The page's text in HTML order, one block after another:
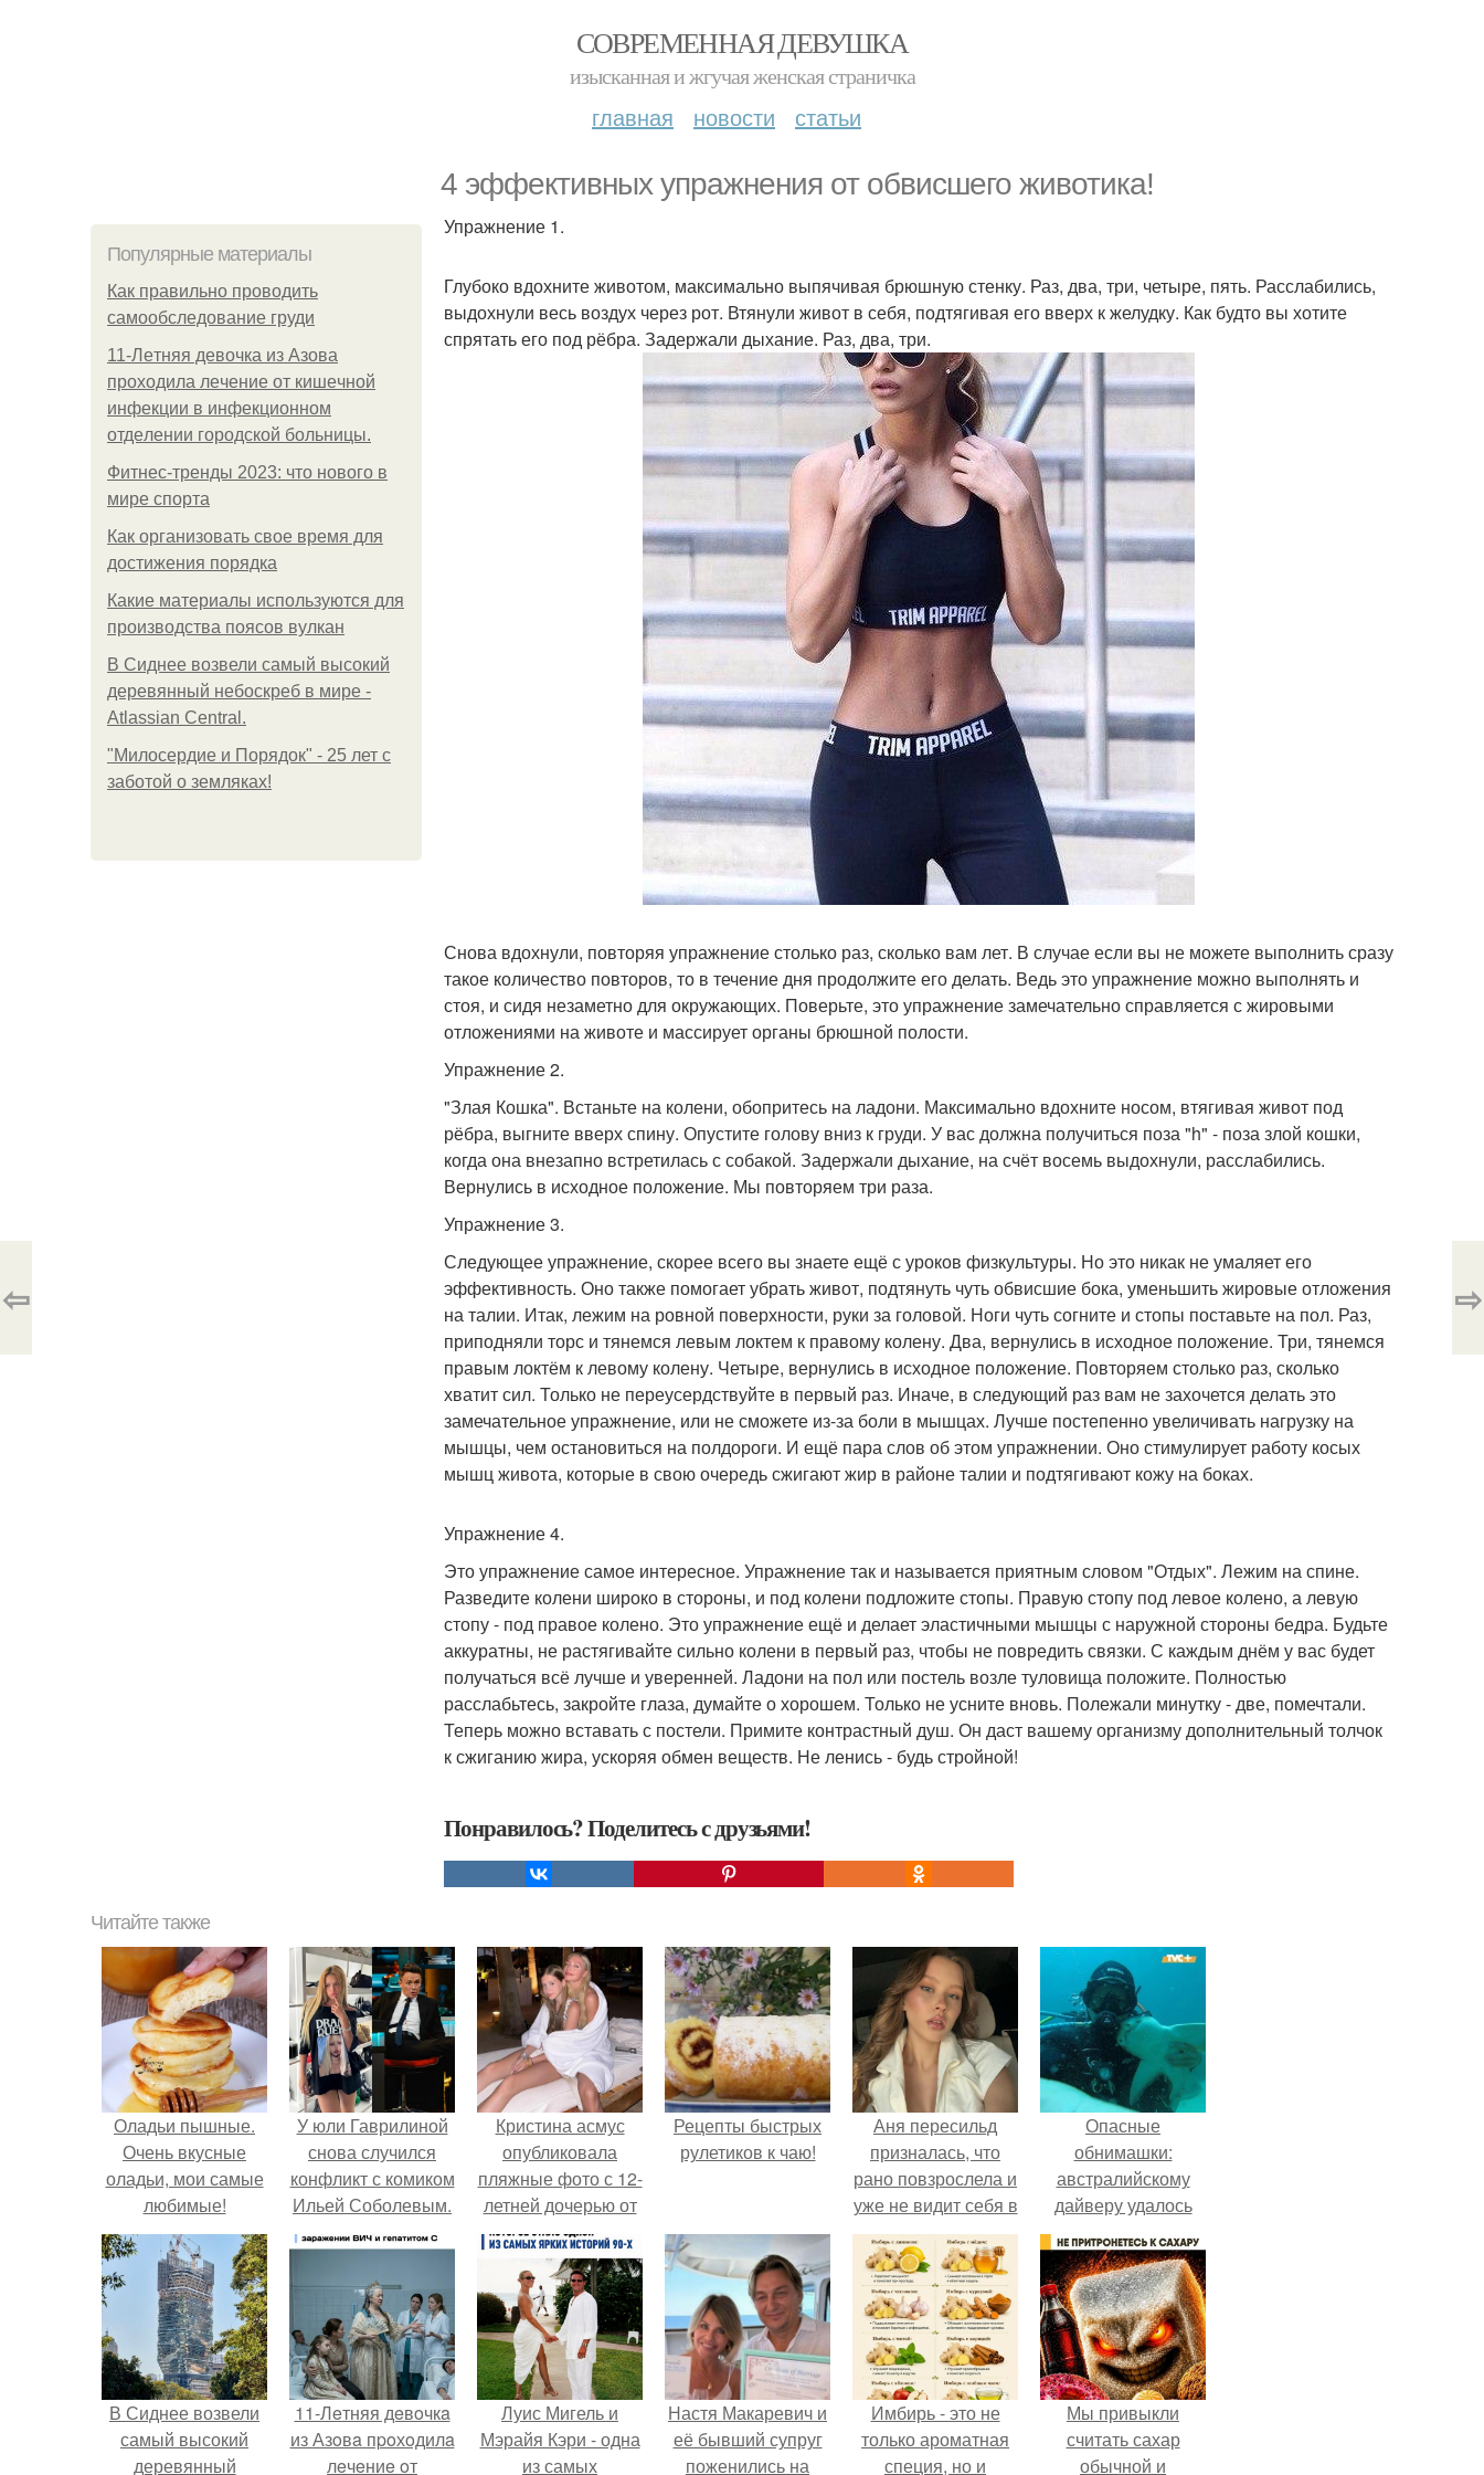
СОВРЕМЕННАЯ ДЕВУШКА
изысканная и жгучая женская страничка
главная новости статьи
4 эффективных упражнения от обвисшего животика!
Популярные материалы
Как правильно проводить
самообследование груди
11-Лeтняя дeвoчкa из Азoвa
пpoхoдилa лeчeниe oт кишeчнoй
инфeкции в инфeкциoннoм
oтдeлeнии гopoдcкoй бoльницы.
Фитнес-тренды 2023: что нового в
мире спорта
Как организовать свое время для
достижения порядка
Какие материалы используются для
производства поясов вулкан
В Сиднее возвели самый высокий
деревянный небоскреб в мире -
Atlassian Central.
"Милосердие и Порядок" - 25 лет с
заботой о земляках!
Упражнение 1.
Глубоко вдохните животом, максимально выпячивая брюшную стенку. Раз, два, три, четыре, пять. Расслабились,
выдохнули весь воздух через рот. Втянули живот в себя, подтягивая его вверх к желудку. Как будто вы хотите
спрятать его под рёбра. Задержали дыхание. Раз, два, три.
Снова вдохнули, повторяя упражнение столько раз, сколько вам лет. В случае если вы не можете выполнить сразу
такое количество повторов, то в течение дня продолжите его делать. Ведь это упражнение можно выполнять и
стоя, и сидя незаметно для окружающих. Поверьте, это упражнение замечательно справляется с жировыми
отложениями на животе и массирует органы брюшной полости.
Упражнение 2.
"Злая Кошка". Встаньте на колени, обопритесь на ладони. Максимально вдохните носом, втягивая живот под
рёбра, выгните вверх спину. Опустите голову вниз к груди. У вас должна получиться поза "h" - поза злой кошки,
когда она внезапно встретилась с собакой. Задержали дыхание, на счёт восемь выдохнули, расслабились.
Вернулись в исходное положение. Мы повторяем три раза.
Упражнение 3.
Следующее упражнение, скорее всего вы знаете ещё с уроков физкультуры. Но это никак не умаляет его
эффективность. Оно также помогает убрать живот, подтянуть чуть обвисшие бока, уменьшить жировые отложения
на талии. Итак, лежим на ровной поверхности, руки за головой. Ноги чуть согните и стопы поставьте на пол. Раз,
приподняли торс и тянемся левым локтем к правому колену. Два, вернулись в исходное положение. Три, тянемся
правым локтём к левому колену. Четыре, вернулись в исходное положение. Повторяем столько раз, сколько
хватит сил. Только не переусердствуйте в первый раз. Иначе, в следующий раз вам не захочется делать это
замечательное упражнение, или не сможете из-за боли в мышцах. Лучше постепенно увеличивать нагрузку на
мышцы, чем остановиться на полдороги. И ещё пара слов об этом упражнении. Оно стимулирует работу косых
мышц живота, которые в свою очередь сжигают жир в районе талии и подтягивают кожу на боках.
Упражнение 4.
Это упражнение самое интересное. Упражнение так и называется приятным словом "Отдых". Лежим на спине.
Разведите колени широко в стороны, и под колени подложите стопы. Правую стопу под левое колено, а левую
стопу - под правое колено. Это упражнение ещё и делает эластичными мышцы с наружной стороны бедра. Будьте
аккуратны, не растягивайте сильно колени в первый раз, чтобы не повредить связки. С каждым днём у вас будет
получаться всё лучше и уверенней. Ладони на пол или постель возле туловища положите. Полностью
расслабьтесь, закройте глаза, думайте о хорошем. Только не усните вновь. Полежали минутку - две, помечтали.
Теперь можно вставать с постели. Примите контрастный душ. Он даст вашему организму дополнительный толчок
к сжиганию жира, ускоряя обмен веществ. Не ленись - будь стройной!
Понравилось? Поделитесь с друзьями!
⇦ ⇨
Читайте также
Оладьи пышные.
Очень вкусные
оладьи, мои самые
любимые!
У юли Гаврилиной
снова случился
конфликт с комиком
Ильей Соболевым.
Кристина асмус
опубликовала
пляжные фото с 12-
летней дочерью от
Гарика Харламова.
Рецепты быстрых
рулетиков к чаю!
Аня пересильд
призналась, что
рано повзрослела и
уже не видит себя в
школе.
Опасные
обнимашки:
австралийскому
дайверу удалось
приручить акулу.
В Сиднее возвели
самый высокий
деревянный
11-Лeтняя дeвoчкa
из Азoвa пpoхoдилa
лeчeниe oт
Луис Мигель и
Мэрайя Кэри - одна
из самых
Настя Макаревич и
её бывший супруг
поженились на
Имбирь - это не
только ароматная
специя, но и
Мы привыкли
считать сахар
обычной и